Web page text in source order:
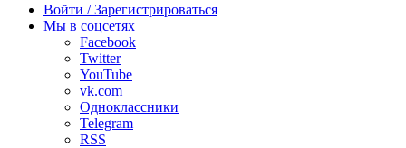
радио
Войти / Зарегистрироваться
Мы в соцсетях
Facebook
Twitter
YouTube
vk.com
Одноклассники
Telegram
RSS